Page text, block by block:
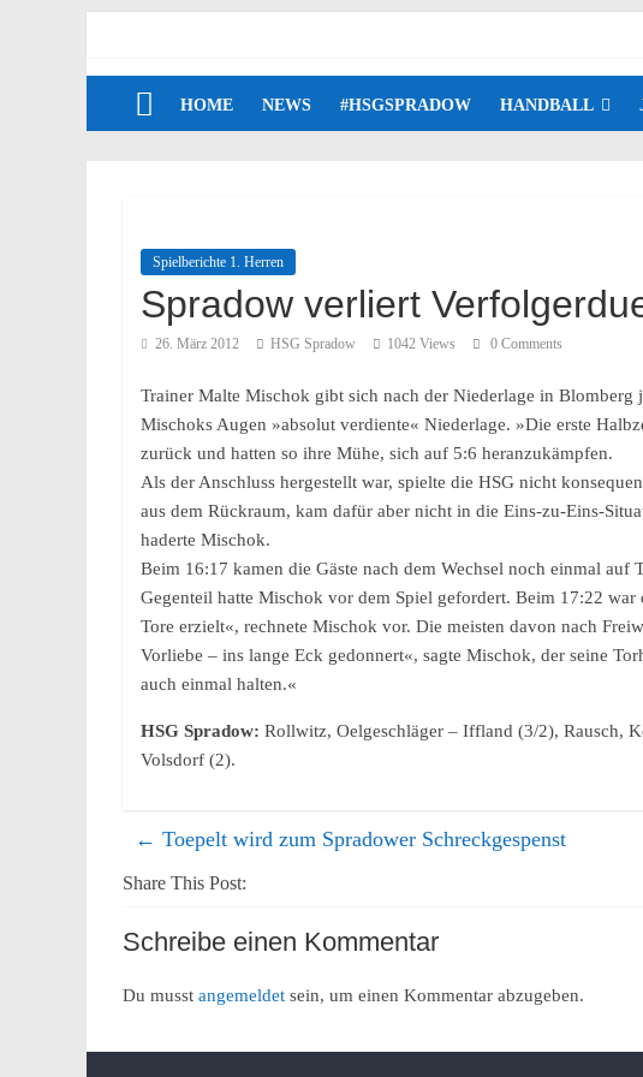
HOME NEWS #HSGSPRADOW HANDBALL
Spielberichte 1. Herren
Spradow verliert
26. März 2012 HSG Spradow 1042 Views 0 Comments
Trainer Malte Mischok gibt sich nach der Niederlage in
Mischoks Augen »absolut verdiente« Niederlage. »Die erste
zurück und hatten so ihre Mühe, sich auf 5:6 heranzukämpfen.
Als der Anschluss hergestellt war, spielte die HSG nicht
aus dem Rückraum, kam dafür aber nicht in die Eins-zu-Eins-
haderte Mischok.
Beim 16:17 kamen die Gäste nach dem Wechsel noch einmal
Gegenteil hatte Mischok vor dem Spiel gefordert. Beim 17:22
Tore erzielt«, rechnete Mischok vor. Die meisten davon nach
Vorliebe – ins lange Eck gedonnert«, sagte Mischok, der seine
auch einmal halten.«
HSG Spradow: Rollwitz, Oelgeschläger – Iffland (3/2), Rausch,
Volsdorf (2).
← Toepelt wird zum Spradower Schreckgespenst
Share This Post:
Schreibe einen Kommentar
Du musst angemeldet sein, um einen Kommentar abzugeben.